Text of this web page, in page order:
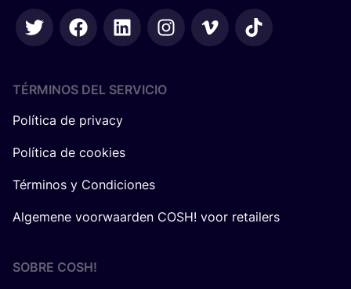
TÉRMINOS DEL SERVICIO
Política de privacy
Política de cookies
Términos y Condiciones
Algemene voorwaarden COSH! voor retailers
SOBRE COSH!